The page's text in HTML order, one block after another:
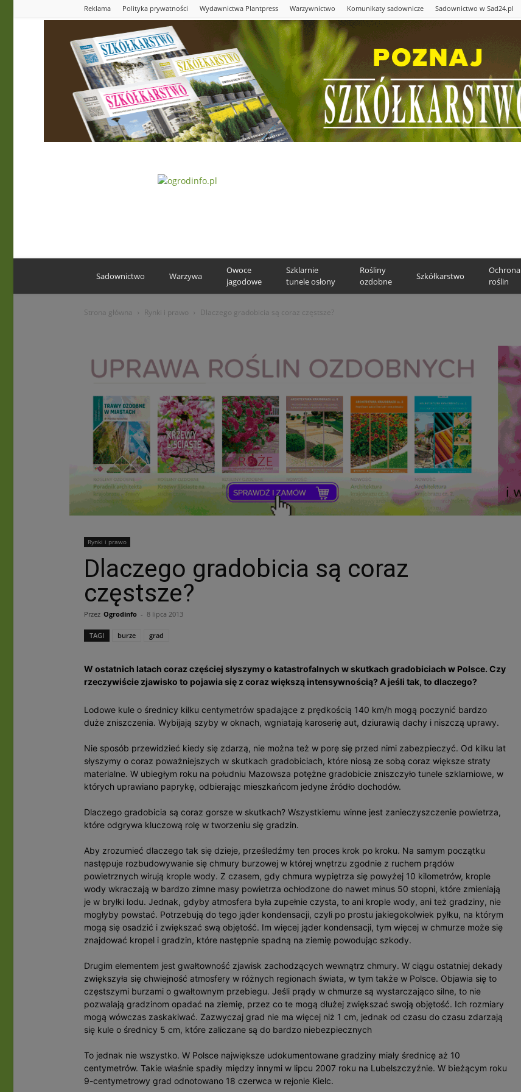
Reklama Polityka prywatności Wydawnictwa Plantpress Warzywnictwo Komunikaty sadownicze Sadownictwo w Sad24.pl
Sadownictwo Warzywa
Owoce
jagodowe
Szklarnie
tunele osłony
Rośliny
ozdobne
Szkółkarstwo
Ochrona
roślin
Strona główna Rynki i prawo Dlaczego gradobicia są coraz częstsze?
Rynki i prawo
Dlaczego gradobicia są coraz
częstsze?
Przez Ogrodinfo - 8 lipca 2013
TAGI burze grad
W ostatnich latach coraz częściej słyszymy o katastrofalnych w skutkach gradobiciach w Polsce. Czy
rzeczywiście zjawisko to pojawia się z coraz większą intensywnością? A jeśli tak, to dlaczego?
Lodowe kule o średnicy kilku centymetrów spadające z prędkością 140 km/h mogą poczynić bardzo
duże zniszczenia. Wybijają szyby w oknach, wgniatają karoserię aut, dziurawią dachy i niszczą uprawy.
Nie sposób przewidzieć kiedy się zdarzą, nie można też w porę się przed nimi zabezpieczyć. Od kilku lat
słyszymy o coraz poważniejszych w skutkach gradobiciach, które niosą ze sobą coraz większe straty
materialne. W ubiegłym roku na południu Mazowsza potężne gradobicie zniszczyło tunele szklarniowe, w
których uprawiano paprykę, odbierając mieszkańcom jedyne źródło dochodów.
Dlaczego gradobicia są coraz gorsze w skutkach? Wszystkiemu winne jest zanieczyszczenie powietrza,
które odgrywa kluczową rolę w tworzeniu się gradzin.
Aby zrozumieć dlaczego tak się dzieje, prześledźmy ten proces krok po kroku. Na samym początku
następuje rozbudowywanie się chmury burzowej w której wnętrzu zgodnie z ruchem prądów
powietrznych wirują krople wody. Z czasem, gdy chmura wypiętrza się powyżej 10 kilometrów, krople
wody wkraczają w bardzo zimne masy powietrza ochłodzone do nawet minus 50 stopni, które zmieniają
je w bryłki lodu. Jednak, gdyby atmosfera była zupełnie czysta, to ani krople wody, ani też gradziny, nie
mogłyby powstać. Potrzebują do tego jąder kondensacji, czyli po prostu jakiegokolwiek pyłku, na którym
mogą się osadzić i zwiększać swą objętość. Im więcej jąder kondensacji, tym więcej w chmurze może się
znajdować kropel i gradzin, które następnie spadną na ziemię powodując szkody.
Drugim elementem jest gwałtowność zjawisk zachodzących wewnątrz chmury. W ciągu ostatniej dekady
zwiększyła się chwiejność atmosfery w różnych regionach świata, w tym także w Polsce. Objawia się to
częstszymi burzami o gwałtownym przebiegu. Jeśli prądy w chmurze są wystarczająco silne, to nie
pozwalają gradzinom opadać na ziemię, przez co te mogą dłużej zwiększać swoją objętość. Ich rozmiary
mogą wówczas zaskakiwać. Zazwyczaj grad nie ma więcej niż 1 cm, jednak od czasu do czasu zdarzają
się kule o średnicy 5 cm, które zaliczane są do bardzo niebezpiecznych
To jednak nie wszystko. W Polsce największe udokumentowane gradziny miały średnicę aż 10
centymetrów. Takie właśnie spadły między innymi w lipcu 2007 roku na Lubelszczyźnie. W bieżącym roku
9-centymetrowy grad odnotowano 18 czerwca w rejonie Kielc.